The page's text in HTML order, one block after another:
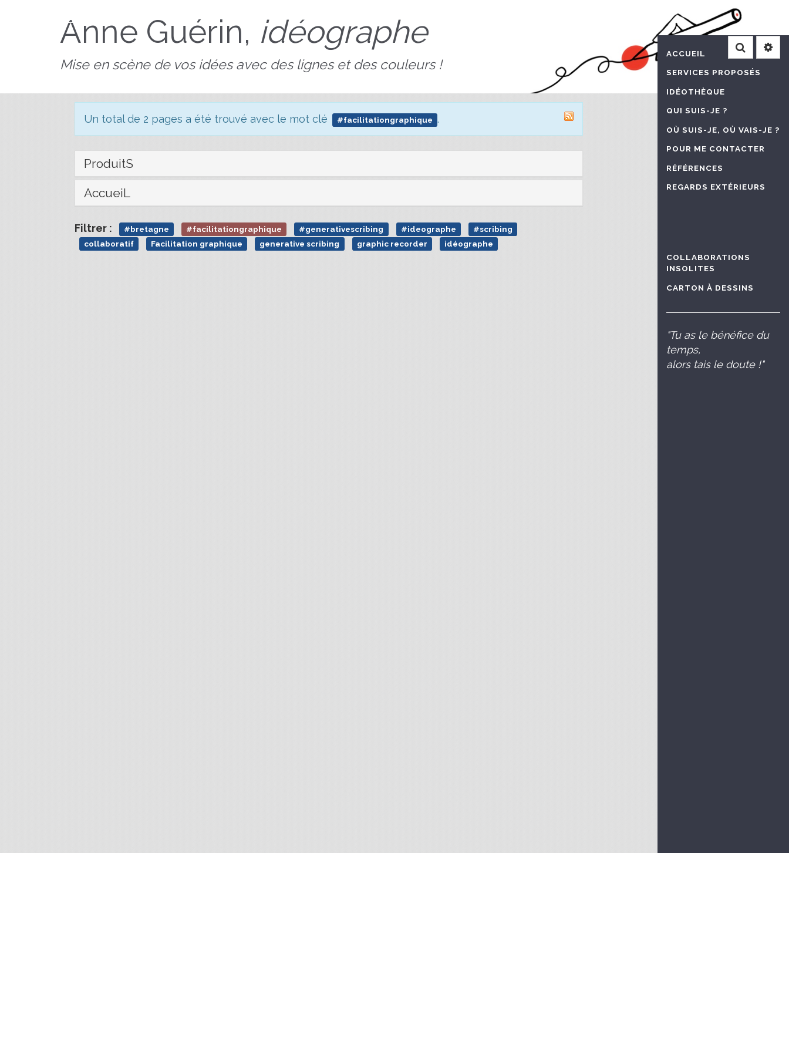
AnnedeBZHAnne Guérin, idéographe
Mise en scène de vos idées avec des lignes et des couleurs !
Un total de 2 pages a été trouvé avec le mot clé #facilitationgraphique .
ProduitS
AccueiL
Filtrer : #bretagne #facilitationgraphique #generativescribing #ideographe
#scribing
collaboratif
Facilitation graphique generative scribing graphic recorder idéographe
ACCUEIL
SERVICES PROPOSÉS
IDÉOTHÈQUE
QUI SUIS-JE ?
OÙ SUIS-JE, OÙ VAIS-JE ?
POUR ME CONTACTER
RÉFÉRENCES
REGARDS EXTÉRIEURS
COLLABORATIONS
INSOLITES
CARTON À DESSINS
"Tu as le bénéfice du
temps,
alors tais le doute !"